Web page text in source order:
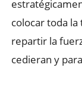
colocar toda la
repartir la
cedieran y